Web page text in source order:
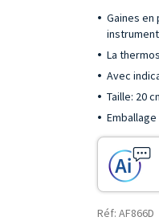
Gaines
La
Avec
Taille: 20
Emballage
Réf: AF866D